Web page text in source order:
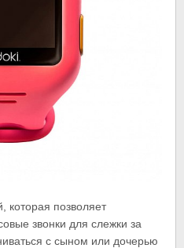
которая позволяет
звонки для слежки за
с сыном или дочерью